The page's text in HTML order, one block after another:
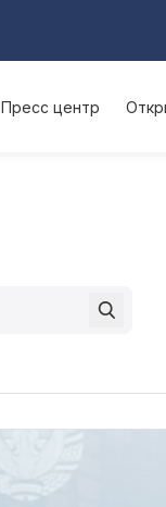
Пресс центр